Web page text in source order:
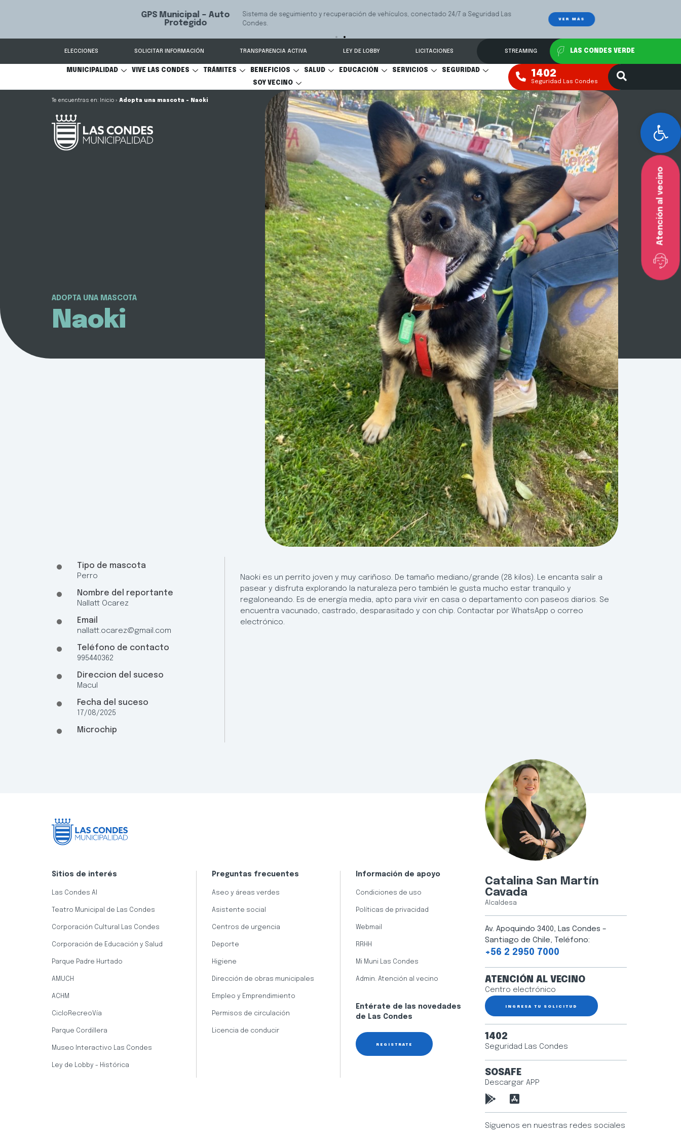
GPS Municipal – Auto
Sistema de seguimiento y recuperación de vehículos, conectado 24/7 a Seguridad Las
Condes.
ELECCIONES SOLICITAR INFORMACIÓN TRANSPARENCIA ACTIVA LEY DE LOBBY LICITACIONES STREAMING LAS CONDES VERDE
MUNICIPALIDAD VIVE LAS CONDES TRÁMITES BENEFICIOS SALUD EDUCACIÓN SERVICIOS SEGURIDAD
SOY VECINO
1402
Seguridad Las Condes
Inicio » Adopta una mascota – Naoki
Atención al vecino
ADOPTA UNA MASCOTA
Naoki
Tipo de mascota
Perro
Nombre del reportante
Nallatt Ocarez
Email
nallatt.ocarez@gmail.com
Teléfono de contacto
995440362
Direccion del suceso
Macul
Fecha del suceso
17/08/2025
Microchip
Naoki es un perrito joven y muy cariñoso. De tamaño mediano/grande (28 kilos). Le encanta salir a
pasear y disfruta explorando la naturaleza pero también le gusta mucho estar tranquilo y
regaloneando. Es de energía media, apto para vivir en casa o departamento con paseos diarios. Se
encuentra vacunado, castrado, desparasitado y con chip. Contactar por WhatsApp o correo
electrónico.
Sitios de interés
Las Condes AI
Teatro Municipal de Las Condes
Corporación Cultural Las Condes
Corporación de Educación y Salud
Parque Padre Hurtado
AMUCH
ACHM
CicloRecreoVía
Parque Cordillera
Museo Interactivo Las Condes
Ley de Lobby - Histórica
Preguntas frecuentes
Aseo y áreas verdes
Asistente social
Centros de urgencia
Deporte
Higiene
Dirección de obras municipales
Empleo y Emprendimiento
Permisos de circulación
Licencia de conducir
Información de apoyo
Condiciones de uso
Políticas de privacidad
Webmail
RRHH
Mi Muni Las Condes
Admin. Atención al vecino
Entérate de las novedades
de Las Condes
REGÍSTRATE
Catalina San Martín
Cavada
Alcaldesa
Av. Apoquindo 3400, Las Condes –
Santiago de Chile, Teléfono:
+56 2 2950 7000
ATENCIÓN AL VECINO
Centro electrónico
INGRESA TU SOLICITUD
1402
Seguridad Las Condes
SOSAFE
Descargar APP
Síguenos en nuestras redes sociales